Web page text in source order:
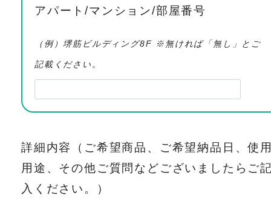
アパート/マンション/部屋番号
（例）堺筋ビルディング8F ※無ければ「無し」とご
記載ください。
詳細内容（ご希望商品、ご希望納品日、使
用途、その他ご質問などございましたらご
入ください。）